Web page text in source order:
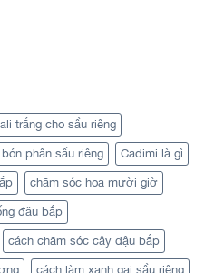
trắng cho sầu riêng
bón phân sầu riêng Cadimi là gì
chăm sóc hoa mười giờ
đậu bắp
cách chăm sóc cây đậu bắp
cách làm xanh gai sầu riêng